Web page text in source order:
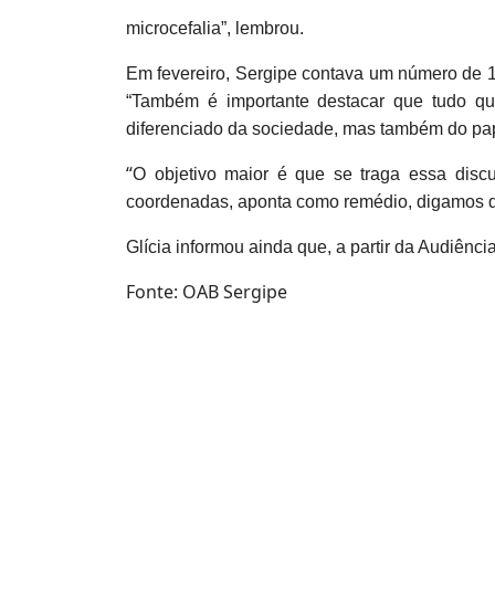
microcefalia”, lembrou.
Em fevereiro, Sergipe contava um número
“Também é importante destacar que tudo
diferenciado da sociedade, mas também do
“O objetivo maior é que se traga essa
coordenadas, aponta como remédio, digamos
Glícia informou ainda que, a partir da
Fonte: OAB Sergipe